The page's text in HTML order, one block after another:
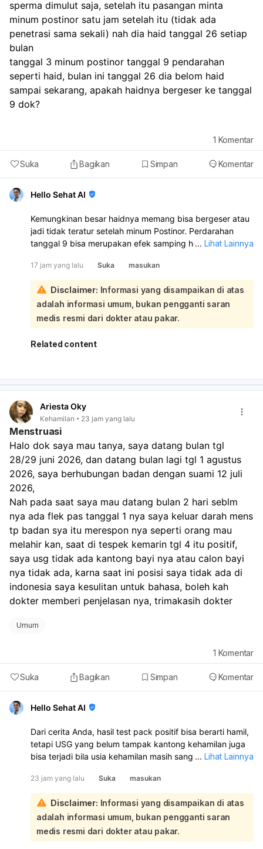
sperma dimulut saja, setelah itu pasangan minta
minum postinor satu jam setelah itu (tidak ada
penetrasi sama sekali) nah dia haid tanggal 26 setiap
bulan
tanggal 3 minum postinor tanggal 9 pendarahan
seperti haid, bulan ini tanggal 26 dia belom haid
sampai sekarang, apakah haidnya bergeser ke tanggal
9 dok?
Suka Bagikan Simpan Komentar
1 Komentar
Hello Sehat AI
Kemungkinan besar haidnya memang bisa bergeser atau
jadi tidak teratur setelah minum Postinor. Perdarahan
tanggal 9 bisa merupakan efek samping hormon, bukan
kecil:
Postinor dapat menyebabkan siklus haid maju atau
mundur beberapa hari sampai beberapa minggu. Jadi
haid yang biasanya tanggal 26 bisa saja berubah.
Namun, kalau sampai sekarang belum haid, sebaiknya
tetap lakukan tes kehamilan untuk memastikan, terutama
bila ada riwayat sperma sempat mengenai area vagina.
dokter umum.
... Lihat Lainnya
17 jam yang lalu Suka masukan
Disclaimer: Informasi yang disampaikan di atas
adalah informasi umum, bukan pengganti saran
medis resmi dari dokter atau pakar.
Related content
Ariesta Oky
Kehamilan 23 jam yang lalu
Menstruasi
Halo dok saya mau tanya, saya datang bulan tgl
28/29 juni 2026, dan datang bulan lagi tgl 1 agustus
2026, saya berhubungan badan dengan suami 12 juli
2026,
Nah pada saat saya mau datang bulan 2 hari seblm
nya ada flek pas tanggal 1 nya saya keluar darah mens
tp badan sya itu merespon nya seperti orang mau
melahir kan, saat di tespek kemarin tgl 4 itu positif,
saya usg tidak ada kantong bayi nya atau calon bayi
nya tidak ada, karna saat ini posisi saya tidak ada di
indonesia saya kesulitan untuk bahasa, boleh kah
dokter memberi penjelasan nya, trimakasih dokter
Umum
Suka Bagikan Simpan Komentar
1 Komentar
Hello Sehat AI
Dari cerita Anda, hasil test pack positif bisa berarti hamil,
tetapi USG yang belum tampak kantong kehamilan juga
bisa terjadi bila usia kehamilan masih sangat dini atau bila
bisa saja tanda awal menstruasi, tetapi pada sebagian
kasus juga bisa merupakan perdarahan implantasi.
Karena Anda sempat keluar darah seperti haid dan USG
belum terlihat kantong, Anda perlu kontrol ulang untuk
memastikan apakah ini kehamilan normal, kehamilan
sangat awal, atau kemungkinan keguguran/kehamilan di
... Lihat Lainnya
23 jam yang lalu Suka masukan
Disclaimer: Informasi yang disampaikan di atas
adalah informasi umum, bukan pengganti saran
medis resmi dari dokter atau pakar.